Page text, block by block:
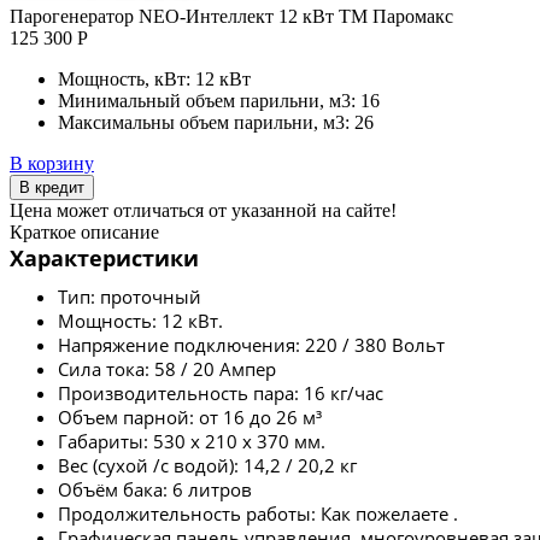
Парогенератор NEO-Интеллект 12 кВт ТМ Паромакс
125 300 Р
Мощность, кВт: 12 кВт
Минимальный объем парильни, м3: 16
Максимальны объем парильни, м3: 26
В корзину
В кредит
Цена может отличаться от указанной на сайте!
Краткое описание
Характеристики
Тип: проточный
Мощность: 12 кВт.
Напряжение подключения: 220 / 380 Вольт
Сила тока: 58 / 20 Ампер
Производительность пара: 16 кг/час
Объем парной: от 16 до 26 м³
Габариты: 530 x 210 x 370 мм.
Вес (сухой /с водой): 14,2 / 20,2 кг
Объём бака: 6 литров
Продолжительность работы: Как пожелаете .